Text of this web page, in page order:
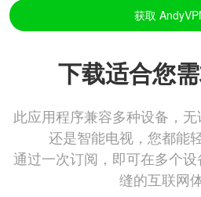
获取
下载适合您
此应用程序兼容多种设备，
还是智能电视，您都能
通过一次订阅，即可在多个
缝的互联网体